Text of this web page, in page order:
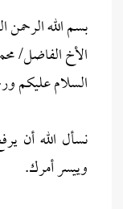
بسم الله الرحمن
الأخ الفاضل/
السلام عليكم
نسأل الله أن
وييسر أمرك.